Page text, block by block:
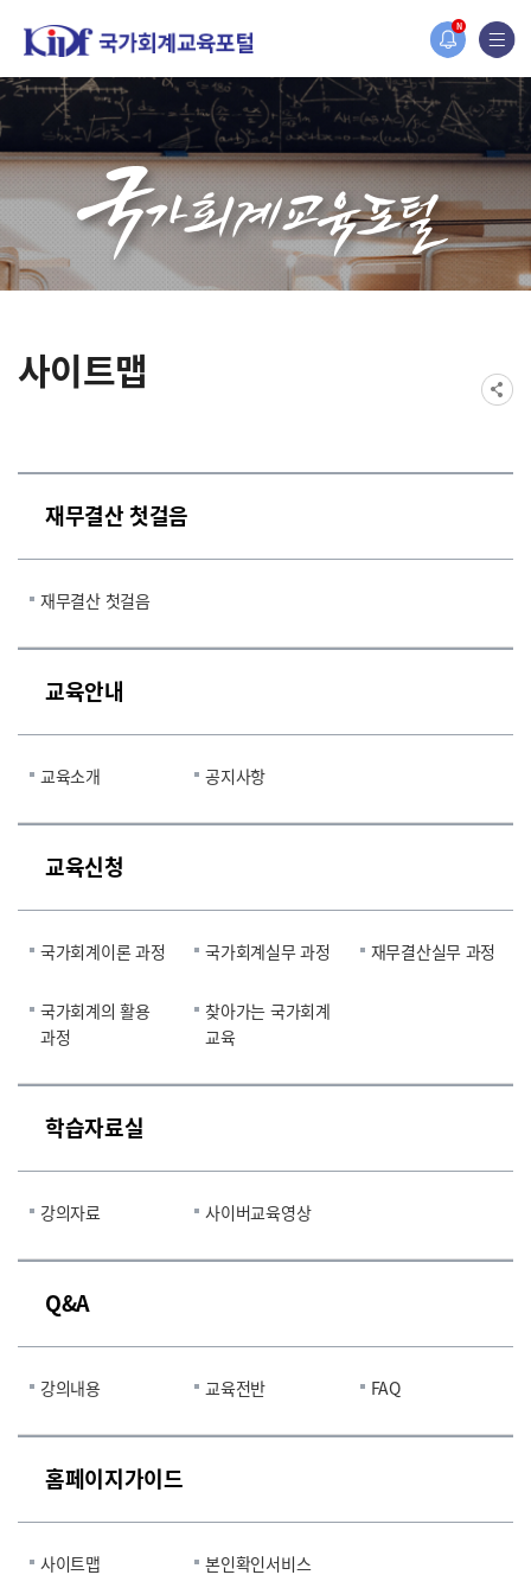
N
홈페이지가 새롭게 개편되었습니다.
한국조세재정연구원홈페이지가 새롭게 개설되었습니다.
사이트맵
재무결산 첫걸음
재무결산 첫걸음
교육안내
교육소개 공지사항
교육신청
국가회계이론 과정 국가회계실무 과정 재무결산실무 과정
국가회계의 활용
과정
찾아가는 국가회계
교육
학습자료실
강의자료 사이버교육영상
Q&A
강의내용 교육전반 FAQ
홈페이지가이드
사이트맵 본인확인서비스